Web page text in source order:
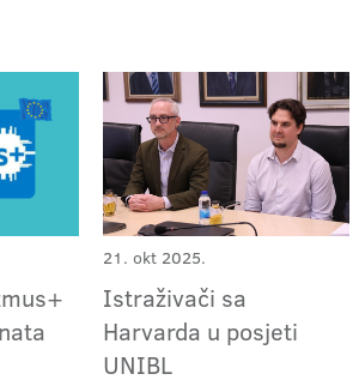
21. okt 2025.
Istraživači sa
Harvarda u posjeti
UNIBL